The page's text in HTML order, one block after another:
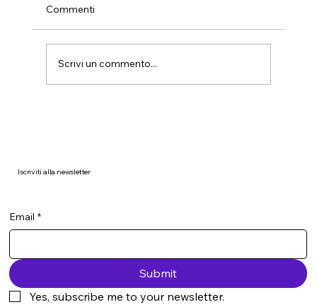
Commenti
Scrivi un commento...
Iscriviti alla newsletter
Email *
Submit
Yes, subscribe me to your newsletter.